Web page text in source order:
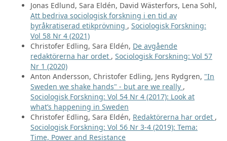
Jonas Edlund, Sara Eldén, David Wästerfors, Lena Sohl,
Att bedriva sociologisk forskning i en tid av
byråkratiserad etikprövning , Sociologisk Forskning:
Vol 58 Nr 4 (2021)
Christofer Edling, Sara Eldén, De avgående
redaktörerna har ordet , Sociologisk Forskning: Vol 57
Nr 1 (2020)
Anton Andersson, Christofer Edling, Jens Rydgren, "In
Sweden we shake hands" - but are we really ,
Sociologisk Forskning: Vol 54 Nr 4 (2017): Look at
what’s happening in Sweden
Christofer Edling, Sara Eldén, Redaktörerna har ordet ,
Sociologisk Forskning: Vol 56 Nr 3-4 (2019): Tema:
Time, Power and Resistance